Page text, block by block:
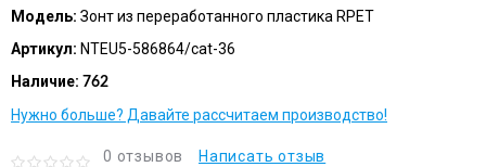
Модель: Зонт из переработанного пластика RPET
Артикул: NTEU5-586864/cat-36
Наличие: 762
Нужно больше? Давайте рассчитаем производство!
0 отзывов Написать отзыв